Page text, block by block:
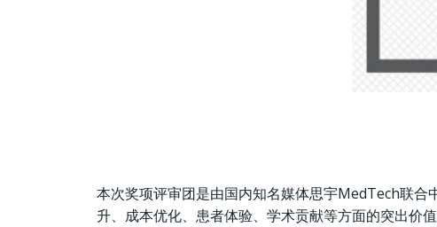
本次奖项评审团是由国内知名媒体思宇MedTech联
升、成本优化、患者体验、学术贡献等方面的突出价